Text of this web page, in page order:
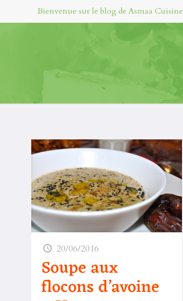
Bienvenue sur le blog de Asmaa Cuisine
20/06/2016
Soupe aux
flocons d’avoine